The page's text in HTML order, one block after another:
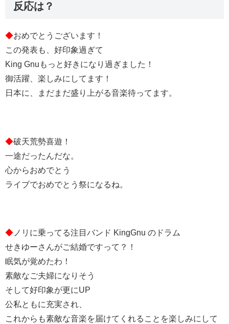
反応は？
◆おめでとうございます！
この発表も、好印象過ぎて
King Gnuもっと好きになり過ぎました！
御活躍、楽しみにしてます！
日本に、まだまだ盛り上がる音楽待ってます。
◆破天荒勢喜遊！
一途だったんだな。
心からおめでとう︎
ライブでおめでとう祭になるね。
◆ ノリに乗ってる注目バンド KingGnu のドラム
せきゆーさんがご結婚ですって？！
眠気が覚めたわ！
素敵なご夫婦になりそう︎
そして好印象が更にUP︎
公私ともに充実され、
これからも素敵な音楽を届けてくれることを楽しみにして